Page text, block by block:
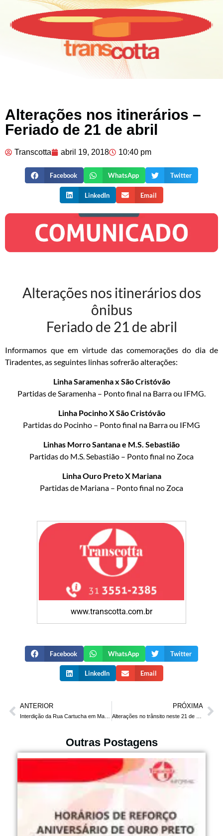
Alterações nos itinerários –
Feriado de 21 de abril
Transcotta abril 19, 2018 10:40 pm
Facebook WhatsApp Twitter
LinkedIn Email
Alterações nos itinerários dos
ônibus
Feriado de 21 de abril
Informamos que em virtude das comemorações do dia de
Tiradentes, as seguintes linhas sofrerão alterações:
Linha Saramenha x São Cristóvão
Partidas de Saramenha – Ponto final na Barra ou IFMG.
Linha Pocinho X São Cristóvão
Partidas do Pocinho – Ponto final na Barra ou IFMG
Linhas Morro Santana e M.S. Sebastião
Partidas do M.S. Sebastião – Ponto final no Zoca
Linha Ouro Preto X Mariana
Partidas de Mariana – Ponto final no Zoca
www.transcotta.com.br
Facebook WhatsApp Twitter
LinkedIn Email
ANTERIOR
Interdição da Rua Cartucha em Mariana
PRÓXIMA
Alterações no trânsito neste 21 de abril
Outras Postagens